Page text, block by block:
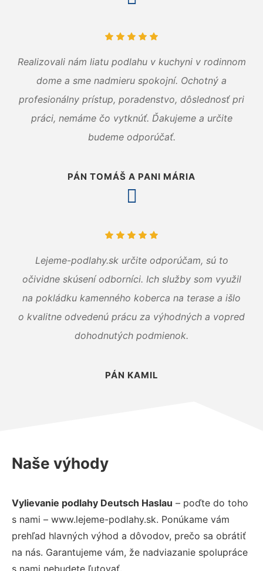
Realizovali nám liatu podlahu v kuchyni v rodinnom
dome a sme nadmieru spokojní. Ochotný a
profesionálny prístup, poradenstvo, dôslednosť pri
práci, nemáme čo vytknúť. Ďakujeme a určite
budeme odporúčať.
PÁN TOMÁŠ A PANI MÁRIA
Lejeme-podlahy.sk určite odporúčam, sú to
očividne skúsení odborníci. Ich služby som využil
na pokládku kamenného koberca na terase a išlo
o kvalitne odvedenú prácu za výhodných a vopred
dohodnutých podmienok.
PÁN KAMIL
Naše výhody
Vylievanie podlahy Deutsch Haslau – poďte do toho
s nami – www.lejeme-podlahy.sk. Ponúkame vám
prehľad hlavných výhod a dôvodov, prečo sa obrátiť
na nás. Garantujeme vám, že nadviazanie spolupráce
s nami nebudete ľutovať.